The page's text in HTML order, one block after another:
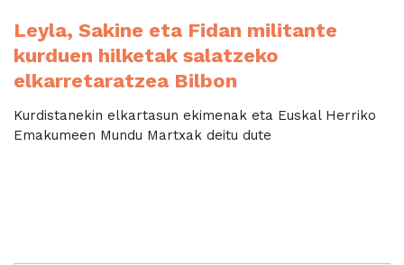
Leyla, Sakine eta Fidan militante
kurduen hilketak salatzeko
elkarretaratzea Bilbon
Kurdistanekin elkartasun ekimenak eta Euskal Herriko
Emakumeen Mundu Martxak deitu dute